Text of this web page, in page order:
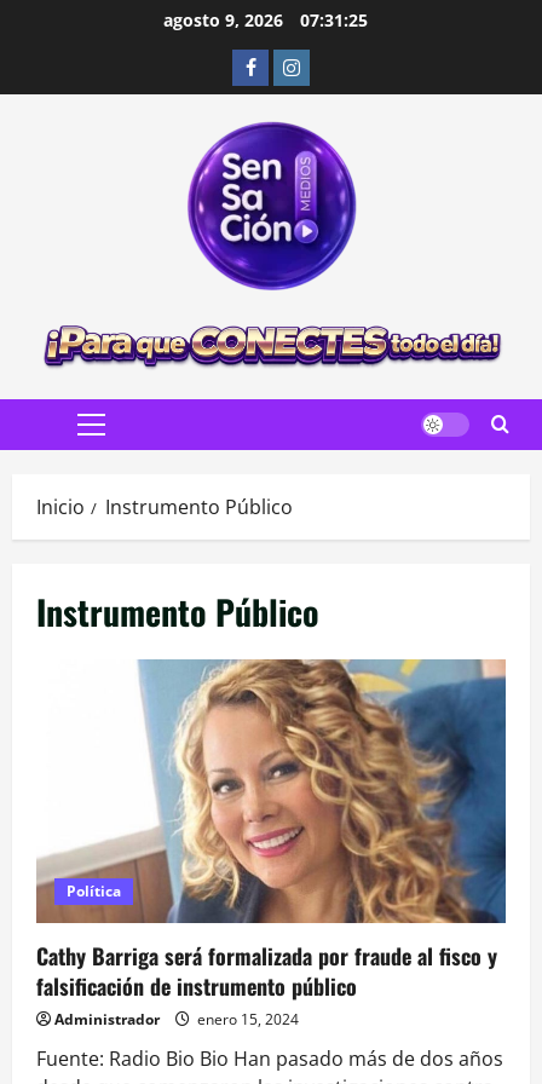
agosto 9, 2026 07:31:27
FacebookInstagram
Menú
Inicio Instrumento Público
Instrumento Público
Política
Cathy Barriga será formalizada por fraude al fisco y
falsificación de instrumento público
Administrador enero 15, 2024
Fuente: Radio Bio Bio Han pasado más de dos años